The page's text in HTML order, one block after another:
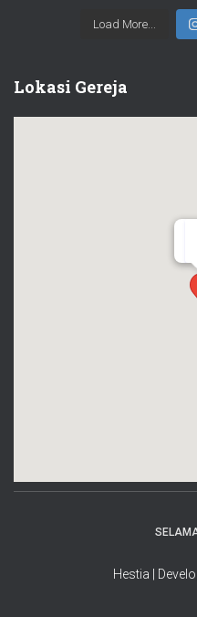
Load More...
Lokasi Gereja
Hestia |